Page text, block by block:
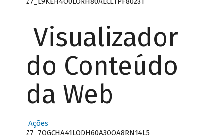
Visualizador
do Conteúdo
da Web
Ações
Z7_7QGCHA41LODH60A3OQA8RN14L5